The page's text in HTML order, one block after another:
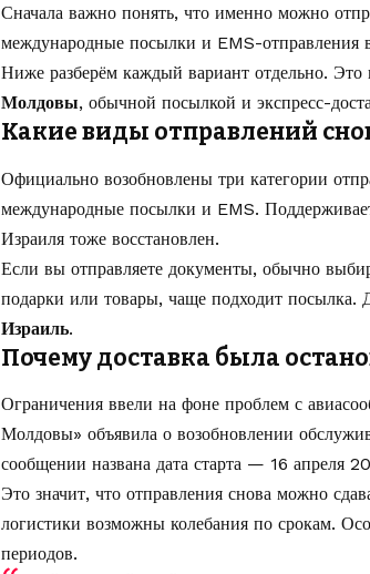
Сначала важно понять, что именно можно
международные посылки и EMS-отправления
Ниже разберём каждый вариант отдельно.
Молдовы, обычной посылкой и экспресс-
Какие виды отправлений
Официально возобновлены три категории
международные посылки и EMS.
Израиля тоже восстановлен.
Если вы отправляете документы, обычно
подарки или товары, чаще подходит посылка.
Израиль.
Почему доставка была
Ограничения ввели на фоне проблем с
Молдовы» объявила о возобновлении
сообщении названа дата старта — 16 апреля
Это значит, что отправления снова можно
логистики возможны колебания по срокам.
периодов.